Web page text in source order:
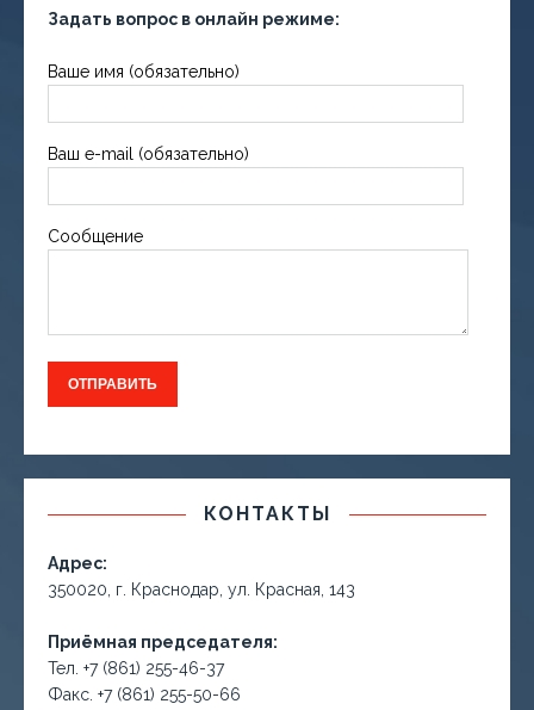
Задать вопрос в онлайн режиме:
Ваше имя (обязательно)
Ваш e-mail (обязательно)
Сообщение
КОНТАКТЫ
Адрес:
350020, г. Краснодар, ул. Красная, 143
Приёмная председателя:
Тел. +7 (861) 255-46-37
Факс. +7 (861) 255-50-66